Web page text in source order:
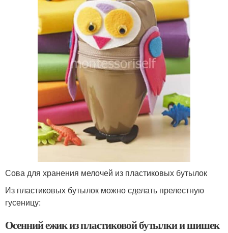
Сова для хранения мелочей из пластиковых бутылок
Из пластиковых бутылок можно сделать прелестную
гусеницу:
Осенний ежик из пластиковой бутылки и шишек